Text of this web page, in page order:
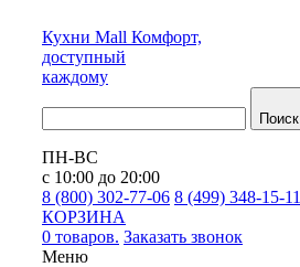
Кухни Mall Комфорт,
доступный
каждому
Поиск
ПН-ВС
с 10:00 до 20:00
8 (800) 302-77-06 8 (499) 348-15-11
КОРЗИНА
0 товаров. Заказать звонок
Меню